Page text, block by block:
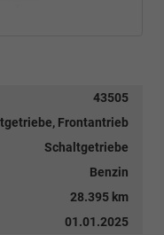
43505
Frontantrieb
Schaltgetriebe
Benzin
28.395 km
01.01.2025